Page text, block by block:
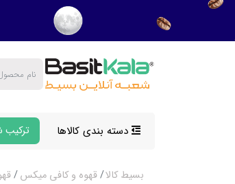
دسته بندی کالاها
بسیط کالا قهوه و کافی میکس